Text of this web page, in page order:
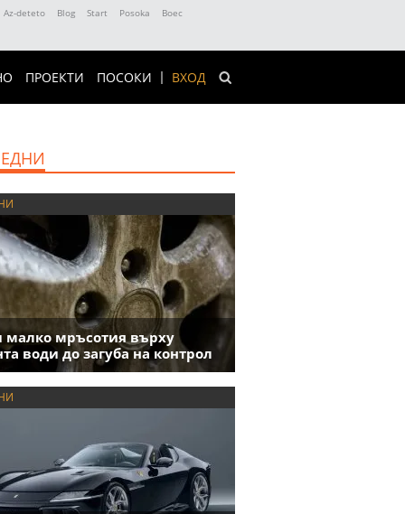
Az-deteto Blog Start Posoka
Boec
ВХОД
ПРОЕКТИ ПОСОКИ
малко мръсотия върху
води до загуба на контрол